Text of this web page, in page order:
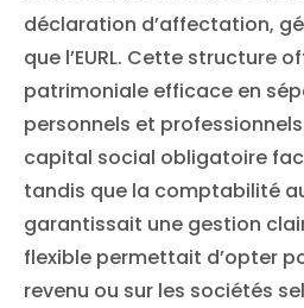
déclaration d’affectation,
que l’EURL. Cette structure
patrimoniale efficace en
personnels et
capital social obligatoire
tandis que la comptabilité
garantissait une gestion
flexible permettait d’opter
revenu ou sur les sociétés